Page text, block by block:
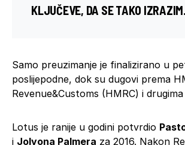
KLJUČEVE, DA SE TAKO
Samo preuzimanje je finalizirano u
poslijepodne, dok su dugovi prema
Revenue&Customs (HMRC) i
Lotus je ranije u godini potvrdio
i Jolyona Palmera za 2016. Nakon